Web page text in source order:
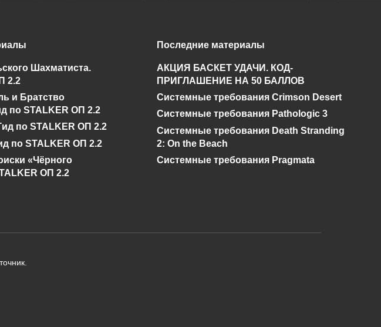
буря в Genshin
0
и где его найти в
Genshin Impact?
0 528
Шахматиста.
2.2
и Братство
по STALKER ОП 2.2
по STALKER ОП 2.2
по STALKER ОП 2.2
«Чёрного
ОП 2.2
Последние материалы
АКЦИЯ БАСКЕТ УДАЧИ. КОД-
ПРИГЛАШЕНИЕ НА 50 БАЛЛОВ
Системные требования Crimson Desert
Системные требования Pathologic 3
Системные требования Death Stranding
2: On the Beach
Системные требования Pragmata